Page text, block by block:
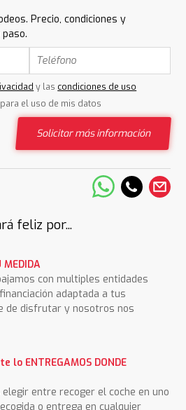
Precio, condiciones y
y las condiciones de uso
el uso de mis datos
Solicitar más información
feliz por...
MEDIDA
con multiples entidades
adaptada a tus
de disfrutar y nosotros nos
lo ENTREGAMOS DONDE
entre recoger el coche en uno
o entrega en cualquier